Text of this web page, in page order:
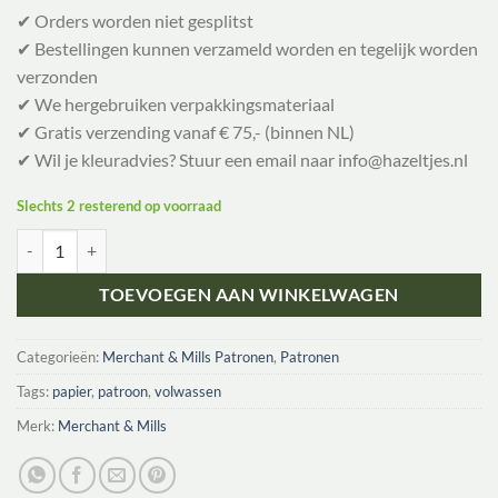
✔ Orders worden niet gesplitst
✔ Bestellingen kunnen verzameld worden en tegelijk worden
verzonden
✔ We hergebruiken verpakkingsmateriaal
✔ Gratis verzending vanaf € 75,- (binnen NL)
✔ Wil je kleuradvies? Stuur een email naar info@hazeltjes.nl
Slechts 2 resterend op voorraad
TOEVOEGEN AAN WINKELWAGEN
Categorieën: Merchant & Mills Patronen, Patronen
Tags: papier, patroon, volwassen
Merk: Merchant & Mills